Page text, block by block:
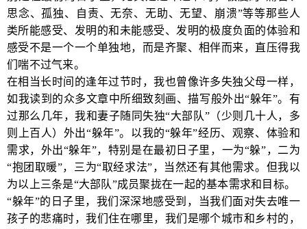
思念、孤独、自责、无奈、无助、无望、崩溃”等等那些人
类所能感受、发明的和未能感受、发明的极度负面的体验和
感受不是一个一个单独地，而是齐聚、相伴而来，直压得我
们喘不过气来。
在相当长时间的逢年过节时，我也曾像许多失独父母一样，
如我读到的众多文章中所细致刻画、描写般外出“躲年”。有
过那么几年，我和妻子随同失独“大部队”（少则几十人，多
则上百人）外出“躲年”。以我的“躲年”经历、观察、体验和
需求，外出“躲年”，特别是在最初日子里，一为“躲”，二为
“抱团取暖”，三为“取经求法”，当然还有其他需求。但我以
为以上三条是“大部队”成员聚拢在一起的基本需求和目标。
“躲年”的日子里，我们深深地感受到，当我们面对失去唯一
孩子的悲痛时，我们住在哪里，我们是哪个城市和乡村的，